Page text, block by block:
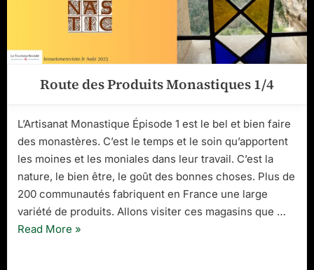
Route des Produits Monastiques 1/4
L’Artisanat Monastique Épisode 1 est le bel et bien faire
des monastères. C’est le temps et le soin qu’apportent
les moines et les moniales dans leur travail. C’est la
nature, le bien être, le goût des bonnes choses. Plus de
200 communautés fabriquent en France une large
variété de produits. Allons visiter ces magasins que …
Read More “Route
»